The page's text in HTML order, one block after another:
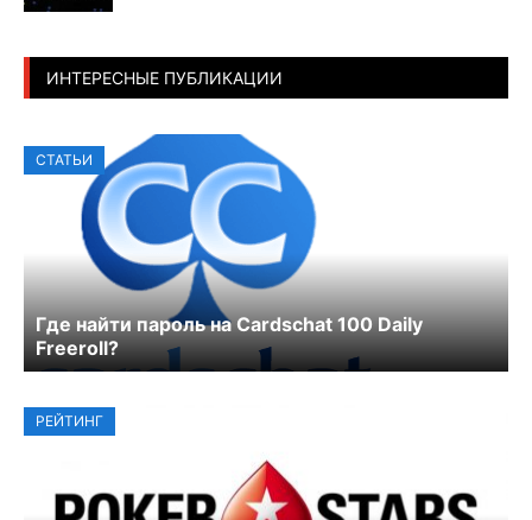
ИНТЕРЕСНЫЕ ПУБЛИКАЦИИ
СТАТЬИ
Где найти пароль на Cardschat 100 Daily
Freeroll?
РЕЙТИНГ